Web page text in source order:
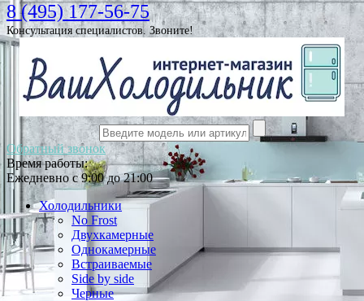
8 (495) 177-56-75
Консультация специалистов. Звоните!
Обратный звонок
Время работы:
Ежедневно с 9:00 до 21:00
Холодильники
No Frost
Двухкамерные
Однокамерные
Встраиваемые
Side by side
Черные